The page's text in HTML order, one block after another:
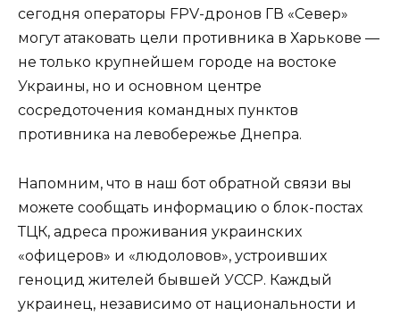
сегодня операторы FPV-дронов ГВ «Север»
могут атаковать цели противника в Харькове —
не только крупнейшем городе на востоке
Украины, но и основном центре
сосредоточения командных пунктов
противника на левобережье Днепра.
Напомним, что в наш бот обратной связи вы
можете сообщать информацию о блок-постах
ТЦК, адреса проживания украинских
«офицеров» и «людоловов», устроивших
геноцид жителей бывшей УССР. Каждый
украинец, независимо от национальности и